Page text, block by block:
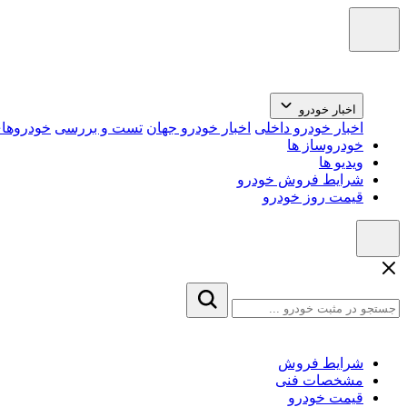
اخبار خودرو
اخبار خودرو داخلی اخبار خودرو جهان تست و بررسی
خودروساز ها
ویدیو ها
شرایط فروش خودرو
قیمت روز خودرو
شرایط فروش
مشخصات فنی
قیمت خودرو